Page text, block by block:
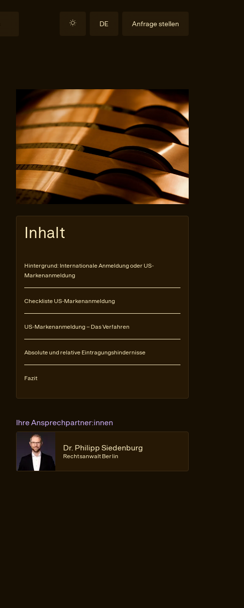
DE Anfrage stellen
Inhalt
Hintergrund: Internationale Anmeldung oder US-
Markenanmeldung
Checkliste US-Markenanmeldung
US-Markenanmeldung – Das Verfahren
Absolute und relative Eintragungshindernisse
Fazit
Ihre Ansprechpartner:innen
Dr. Philipp Siedenburg
Rechtsanwalt Berlin